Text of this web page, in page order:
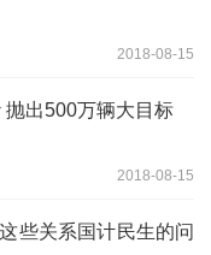
2018-08-15
出500万辆大目标
2018-08-15
些关系国计民生的问